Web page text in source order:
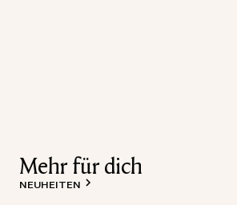
Mehr für dich
NEUHEITEN